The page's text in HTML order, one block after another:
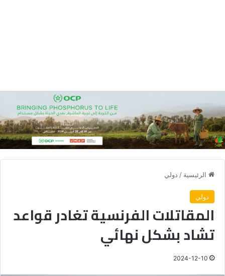
الرئيسية / دولي
دولي
المقاتلات الفرنسية تغادر قواعد
تشاد بشكل نهائي
2024-12-10